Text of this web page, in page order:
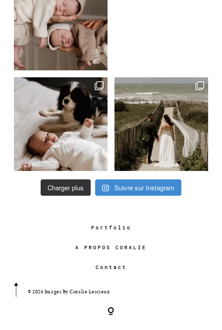
Charger plus Suivre sur Instagram
Portfolio
A PROPOS CORALIE
Contact
© 2026 Images by Coralie Lescieux